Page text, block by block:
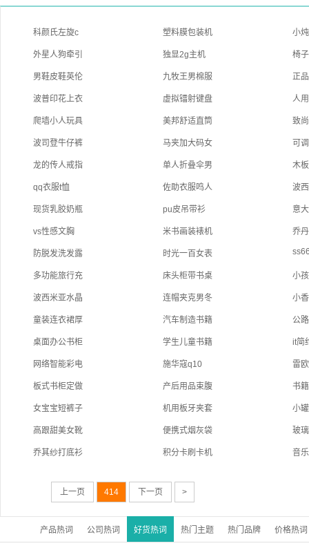
科颜氏左旋c 塑料膜包装机 小
外星人狗牵引 独显2g主机 椅
男鞋皮鞋英伦 九牧王男棉服 正
波普印花上衣 虚拟镭射键盘 人
爬墙小人玩具 美邦舒适直筒 致
波司登牛仔裤 马夹加大码女 可
龙的传人戒指 单人折叠伞男 木
qq衣服t恤 佐助衣服鸣人 波
现货乳胶奶瓶 pu皮吊带衫 意
vs性感文胸 米书画装裱机 乔
防脱发洗发露 时光一百女表
多功能旅行充 床头柜带书桌 小
波西米亚水晶 连帽夹克男冬 小
童装连衣裙厚 汽车制造书籍 公
桌面办公书柜 学生儿童书籍 it简
网络智能彩电 施华寇q10 雷
板式书柜定做 产后用品束腹 书
女宝宝短裤子 机用板牙夹套 小
高跟甜美女靴 便携式烟灰袋 玻
乔其纱打底衫 积分卡刷卡机 音
上一页 414 下一页 >
产品热词 公司热词 好货热词 热门主题 热门品牌 价格热词